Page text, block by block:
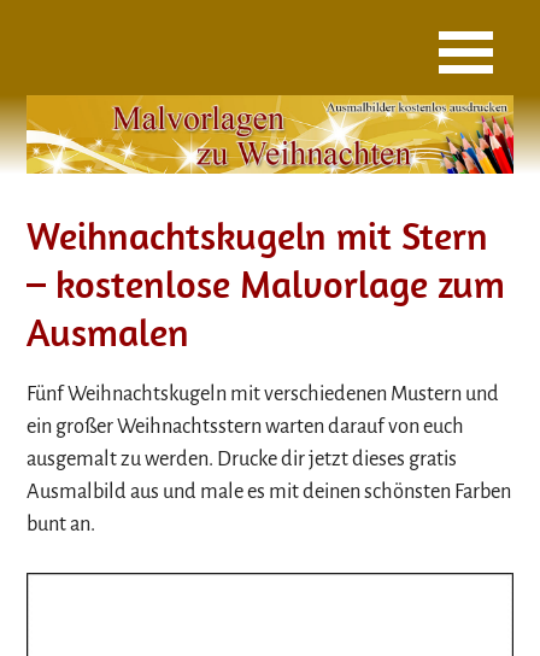
Weihnachtskugeln mit Stern
– kostenlose Malvorlage zum
Ausmalen
Fünf Weihnachtskugeln mit verschiedenen Mustern und
ein großer Weihnachtsstern warten darauf von euch
ausgemalt zu werden. Drucke dir jetzt dieses gratis
Ausmalbild aus und male es mit deinen schönsten Farben
bunt an.